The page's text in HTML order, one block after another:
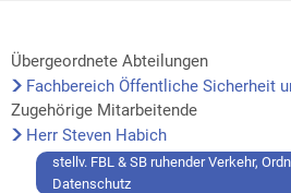
Übergeordnete Abteilungen
Fachbereich Öffentliche Sicherheit
Zugehörige Mitarbeitende
Herr Steven Habich
stellv. FBL & SB ruhender Verkehr,
Datenschutz